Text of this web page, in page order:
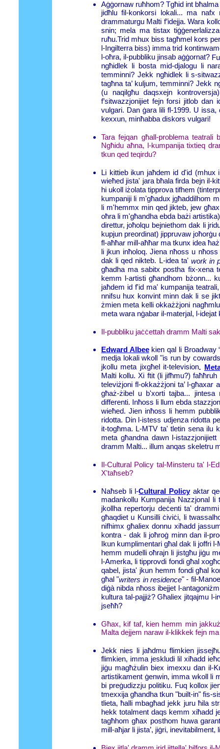
Aġġornaw ruħhom? Tgħid int
jidħlu fil-konkorsi lokali... ma
drammaturgu Malti f’idejja. Wara
snin; mela ma tistax
ruħu.Trid mhux biss tagħmel kors
l-Ingilterra biss) imma trid
l-oħra, il-pubbliku jinsab aġġornat?
ngħidlek li bosta mid-djalogu li
temminni? Jekk ngħidlek li s-
tagħna ta’ kuljum, temminni? Jekk
(u naqilgħu daqsxejn
f’sitwazzjonijiet fejn forsi jitlob
vulgari. Dan ġara lili fl-1999. U issa,
kexxun, minħabba diskors vulgari!
Tara fejqan għall-problema
Ngħidu aħna, l-kumpanija tixtieq
tkun qed teqirdu?
Li kittieb ikun jaħdem id d'id (mhux
wieħed jista' jara bħala firda bejn il-
hi ukoll iżolata tipprova tifhem
kumpaniji li m'għadux jgħaddilhom
li m'hemmx min qed jikteb, jew
oħra li m'għandha ebda bażi
direttur, joħolqu bejniethom dak li
kupjun preordinat) jippruvaw
fl-aħħar mill-aħħar ma tkunx idea
li jkun inħoloq. Jiena nħoss u
dak li qed nikteb. L-idea ta' work in
għadha ma sabitx postha fix-xena
kemm l-artisti għandhom bżonn...
jaħdem id f'id ma' kumpanija
nnifsu hux konvint minn dak li se
żmien meta kelli okkażżjoni
meta wara nġabar il-materjal, l-idejat
Il-pubbliku jaċċettah dramm Malti
Edward Albee kien qal li Broadway
medja lokali wkoll "is run by
jkollu meta jixgħel it-television.
Malti kollu. Xi ftit (li jifħmu?)
televiżjoni fl-okkażżjoni ta’ l-għaxar
għaż-żibel u b'xorti tajba...
differenti. Inħoss li llum ebda
wieħed. Jien inħoss li hemm
ridotta. Din l-istess udjenza ridotta
it-togħma. L-MTV ta' tletin sena ilu
meta għandna dawn l-
dramm Malti... illum anqas skeletru
Il-Cultural Policy tal-Minsteru ta' l-
X'taħseb?
Naħseb li l-Cultural Policyaktar
madankollu Kumpanija Nazzjonal
jkollha repertorju deċenti ta'
għaqdiet u Kunsilli ċiviċi, li
nifhimx għaliex donnu xiħadd
kontra - dak li joħroġ minn dan il-
Ikun kumplimentari għal dak li joffri
hemm mudelli oħrajn li jistgħu jiġu
l-Amerka, li tipprovdi fondi għal
qabel, jista' jkun hemm fondi għal
għal "writers in residence" - fil-
diġà nibda nħoss ibejjet l-
kultura tal-pajjiż? Għaliex jitqajmu l-
jseħħ?
Għax, kif taf, kien hemm min
Malta dejjem naraw il-klikkek fejn
Jekk nies li jaħdmu flimkien
flimkien, imma jeskludi lil xiħadd
jiġu magħżulin biex imexxu dan il-
artistikament ġenwin, imma wkoll li
bi preġudizzju politiku. Fuq kollox
tmexxija għandha tkun "built-in" fis-
tlieta, ħalli mbagħad jekk juru ħila
hekk totalment daqs kemm xiħadd
tagħhom għax posthom huwa
mill-aħjar li jista’, jiġri,